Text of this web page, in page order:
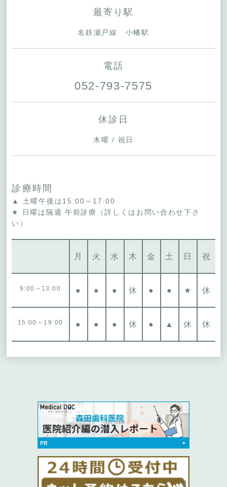
最寄り駅
名鉄瀬戸線 小幡駅
電話
052-793-7575
休診日
木曜 / 祝日
診療時間
▲ 土曜午後は15:00～17:00
★ 日曜は隔週 午前診療（詳しくはお問い合わせ下さ
い）
月 火 水 木 金 土 日 祝
9:00～13:00 ● ● ● 休 ● ● ★ 休
15:00～19:00 ● ● ● 休 ● ▲ 休 休